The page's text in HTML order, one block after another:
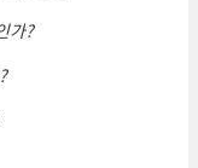
가?